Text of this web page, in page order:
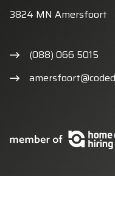
3824 MN Amersfoort
(088) 066 5015